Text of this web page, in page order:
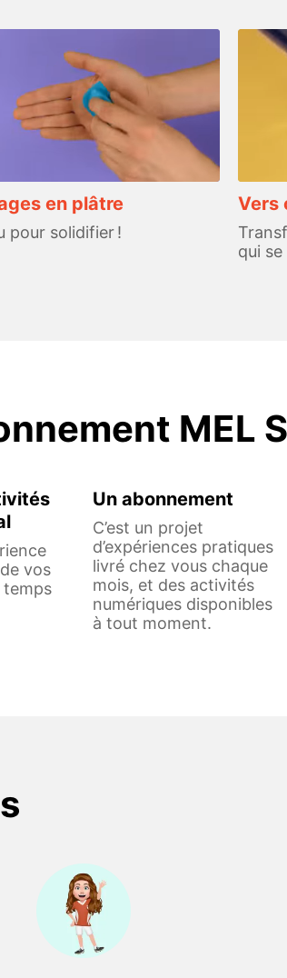
en plâtre
pour solidifier !
Vers
qui
MEL
vos
temps
Un abonnement
C’est un projet
d’expériences pratiques
livré chez vous chaque
mois, et des activités
numériques disponibles
à tout moment.